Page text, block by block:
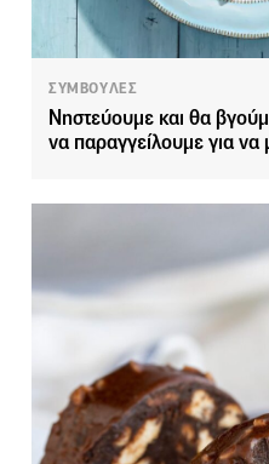
ΣΥΜΒΟΥΛΕΣ
Νηστεύουμε και θα
να παραγγείλουμε για